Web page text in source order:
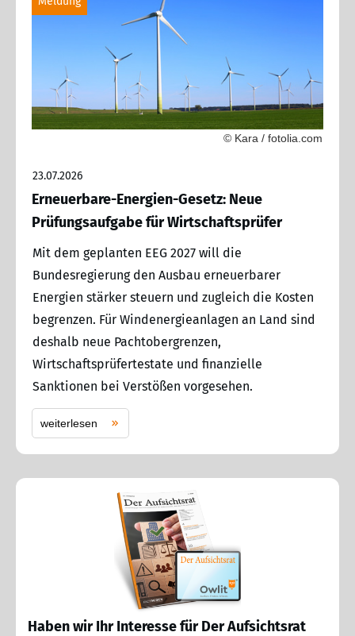
© Kara / fotolia.com
23.07.2026
Erneuerbare-Energien-Gesetz: Neue
Prüfungsaufgabe für Wirtschaftsprüfer
Mit dem geplanten EEG 2027 will die
Bundesregierung den Ausbau erneuerbarer
Energien stärker steuern und zugleich die Kosten
begrenzen. Für Windenergieanlagen an Land sind
deshalb neue Pachtobergrenzen,
Wirtschaftsprüfertestate und finanzielle
Sanktionen bei Verstößen vorgesehen.
weiterlesen
Haben wir Ihr Interesse für Der Aufsichtsrat